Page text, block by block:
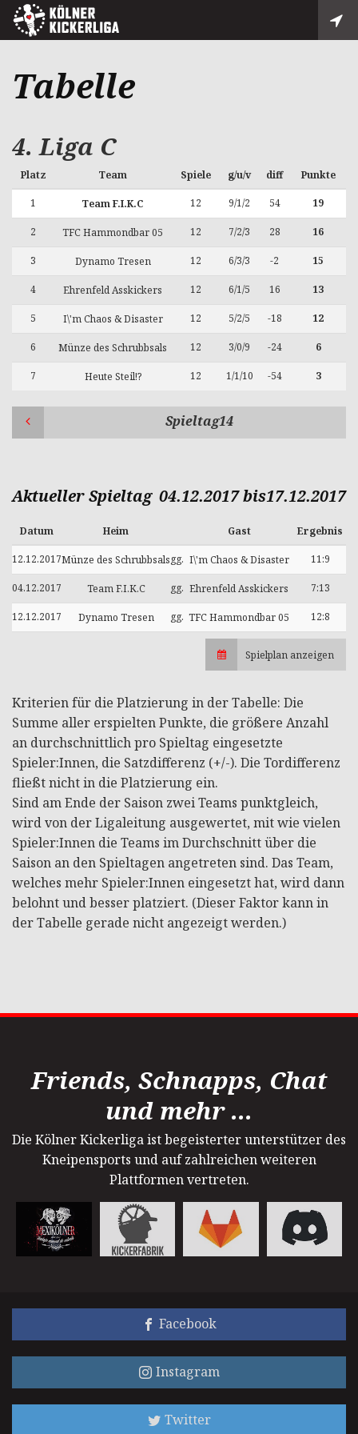
Tabelle
4. Liga C
Platz Team Spiele g/u/v diff Punkte
1 Team F.I.K.C 12 9/1/2 54 19
2 TFC Hammondbar 05 12 7/2/3 28 16
3 Dynamo Tresen 12 6/3/3 -2 15
4 Ehrenfeld Asskickers 12 6/1/5 16 13
5 I\'m Chaos & Disaster 12 5/2/5 -18 12
6 Münze des Schrubbsals 12 3/0/9 -24 6
7 Heute Steil!? 12 1/1/10 -54 3
Spieltag14
Aktueller Spieltag 04.12.2017 bis17.12.2017
Datum Heim Gast Ergebnis
12.12.2017Münze des Schrubbsalsgg. I\'m Chaos & Disaster 11:9
04.12.2017 Team F.I.K.C gg. Ehrenfeld Asskickers 7:13
12.12.2017 Dynamo Tresen gg. TFC Hammondbar 05 12:8
Spielplan anzeigen
Kriterien für die Platzierung in der Tabelle: Die
Summe aller erspielten Punkte, die größere Anzahl
an durchschnittlich pro Spieltag eingesetzte
Spieler:Innen, die Satzdifferenz (+/-). Die Tordifferenz
fließt nicht in die Platzierung ein.
Sind am Ende der Saison zwei Teams punktgleich,
wird von der Ligaleitung ausgewertet, mit wie vielen
Spieler:Innen die Teams im Durchschnitt über die
Saison an den Spieltagen angetreten sind. Das Team,
welches mehr Spieler:Innen eingesetzt hat, wird dann
belohnt und besser platziert. (Dieser Faktor kann in
der Tabelle gerade nicht angezeigt werden.)
Friends, Schnapps, Chat
und mehr ...
Die Kölner Kickerliga ist begeisterter unterstützer des
Kneipensports und auf zahlreichen weiteren
Plattformen vertreten.
Facebook
Instagram
Twitter